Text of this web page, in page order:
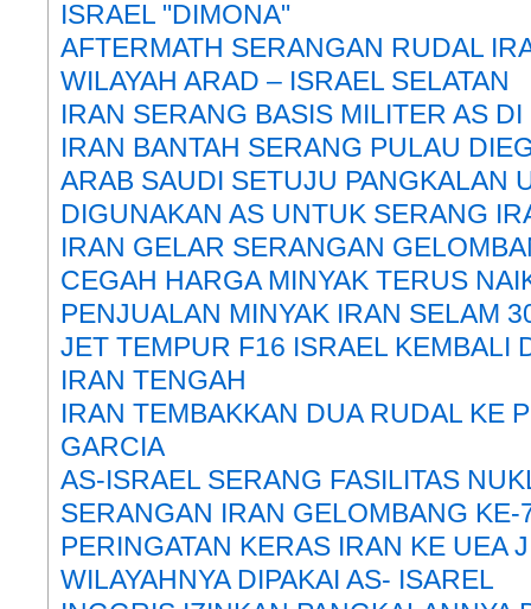
ISRAEL "DIMONA"
AFTERMATH SERANGAN RUDAL
WILAYAH ARAD – ISRAEL SELATAN
IRAN SERANG BASIS MILITER AS
IRAN BANTAH SERANG PULAU
ARAB SAUDI SETUJU PANGKALAN
DIGUNAKAN AS UNTUK SERANG
IRAN GELAR SERANGAN
CEGAH HARGA MINYAK TERUS
PENJUALAN MINYAK IRAN SELAM
JET TEMPUR F16 ISRAEL KEMBALI
IRAN TENGAH
IRAN TEMBAKKAN DUA RUDAL KE
GARCIA
AS-ISRAEL SERANG FASILITAS
SERANGAN IRAN GELOMBANG KE-
PERINGATAN KERAS IRAN KE UEA
WILAYAHNYA DIPAKAI AS- ISAREL